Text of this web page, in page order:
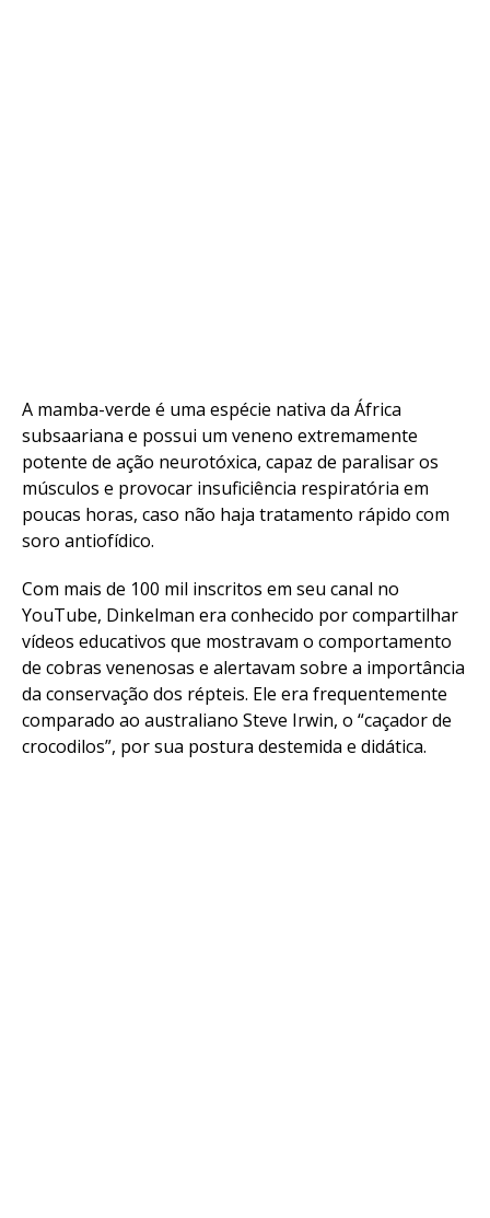
A mamba-verde é uma espécie nativa da África
subsaariana e possui um veneno extremamente
potente de ação neurotóxica, capaz de paralisar os
músculos e provocar insuficiência respiratória em
poucas horas, caso não haja tratamento rápido com
soro antiofídico.
Com mais de 100 mil inscritos em seu canal no
YouTube, Dinkelman era conhecido por compartilhar
vídeos educativos que mostravam o comportamento
de cobras venenosas e alertavam sobre a importância
da conservação dos répteis. Ele era frequentemente
comparado ao australiano Steve Irwin, o “caçador de
crocodilos”, por sua postura destemida e didática.